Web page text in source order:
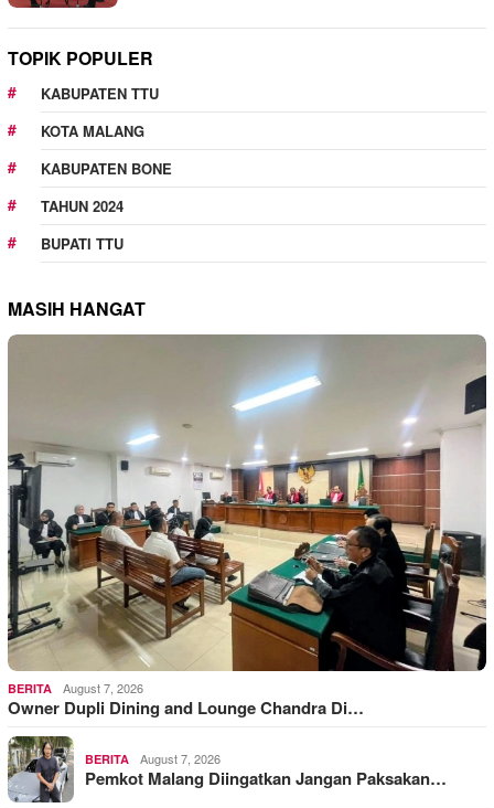
TOPIK POPULER
KABUPATEN TTU
KOTA MALANG
KABUPATEN BONE
TAHUN 2024
BUPATI TTU
MASIH HANGAT
BERITA August 7, 2026
Owner Dupli Dining and Lounge Chandra Di…
BERITA August 7, 2026
Pemkot Malang Diingatkan Jangan Paksakan…